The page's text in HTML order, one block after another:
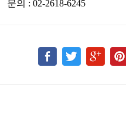
문의 : 02-2618-6245